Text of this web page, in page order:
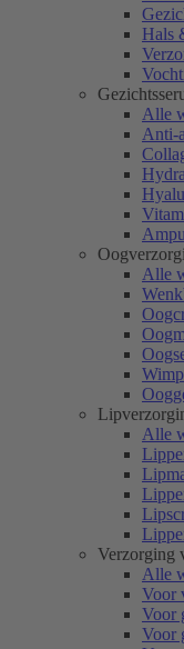
Hals
Alle
Anti-
Alle
Alle
Verzorging
Alle
Voor
Voor
Voor